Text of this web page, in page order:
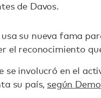
de Davos.
su nueva fama
el reconocimiento
se involucró en el
su país, según